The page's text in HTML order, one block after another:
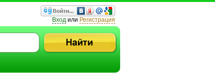
Вход или Регистрация